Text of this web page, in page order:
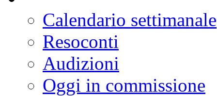
Ordine del giorno
Resoconti
Calendario dei lavori
Notizie